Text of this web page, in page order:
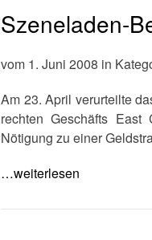
Szeneladen-
vom 1. Juni 2008 in
Am 23. April verurteilte
rechten Geschäfts
Nötigung zu einer
…weiterlesen